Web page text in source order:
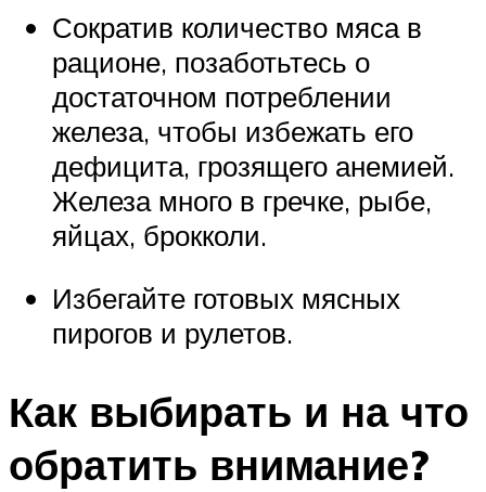
Сократив количество мяса в
рационе, позаботьтесь о
достаточном потреблении
железа, чтобы избежать его
дефицита, грозящего анемией.
Железа много в гречке, рыбе,
яйцах, брокколи.
Избегайте готовых мясных
пирогов и рулетов.
Как выбирать и на что
обратить внимание?